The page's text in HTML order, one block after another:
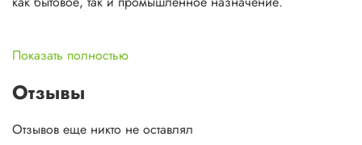
Показать полностью
Отзывы
Отзывов еще никто не оставлял